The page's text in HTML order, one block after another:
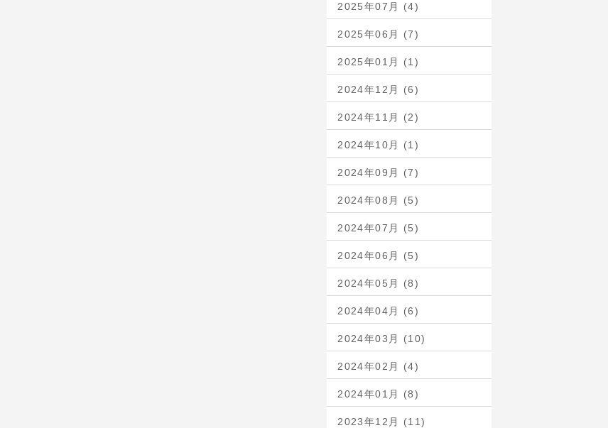
2025年07月 (4)
2025年06月 (7)
2025年01月 (1)
2024年12月 (6)
2024年11月 (2)
2024年10月 (1)
2024年09月 (7)
2024年08月 (5)
2024年07月 (5)
2024年06月 (5)
2024年05月 (8)
2024年04月 (6)
2024年03月 (10)
2024年02月 (4)
2024年01月 (8)
2023年12月 (11)